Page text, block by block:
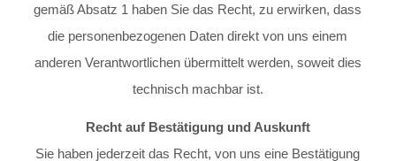
gemäß Absatz 1 haben Sie das Recht, zu erwirken, dass
die personenbezogenen Daten direkt von uns einem
anderen Verantwortlichen übermittelt werden, soweit dies
technisch machbar ist.
Recht auf Bestätigung und Auskunft
Sie haben jederzeit das Recht, von uns eine Bestätigung